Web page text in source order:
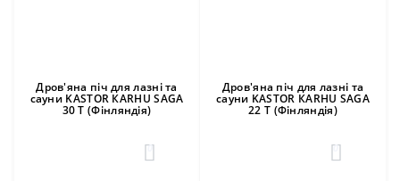
Дров'яна піч для лазні та
сауни KASTOR КARHU SAGA
30 T (Фінляндія)
0
Дров'яна піч для лазні та
сауни KASTOR КARHU SAGA
22 T (Фінляндія)
0